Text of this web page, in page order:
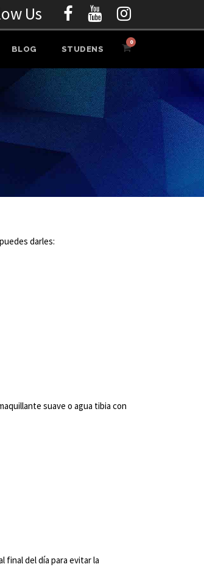
Us
BLOG STUDENS
0
darles:
suave o agua tibia con
final del día para evitar la